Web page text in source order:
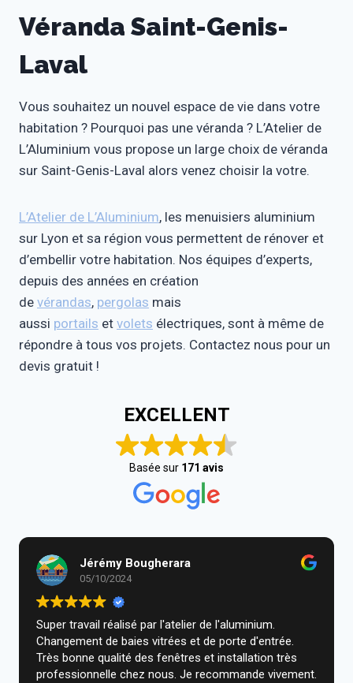
Véranda Saint-Genis-
Laval
Vous souhaitez un nouvel espace de vie dans votre
habitation ? Pourquoi pas une véranda ? L’Atelier de
L’Aluminium vous propose un large choix de véranda
sur Saint-Genis-Laval alors venez choisir la votre.
L’Atelier de L’Aluminium, les menuisiers aluminium
sur Lyon et sa région vous permettent de rénover et
d’embellir votre habitation. Nos équipes d’experts,
depuis des années en création
de vérandas, pergolas mais
aussi portails et volets électriques, sont à même de
répondre à tous vos projets. Contactez nous pour un
devis gratuit !
EXCELLENT
Basée sur 171 avis
Jérémy Bougherara
05/10/2024
Super travail réalisé par l'atelier de l'aluminium.
Changement de baies vitrées et de porte d'entrée.
Très bonne qualité des fenêtres et installation très
professionnelle chez nous. Je recommande vivement.